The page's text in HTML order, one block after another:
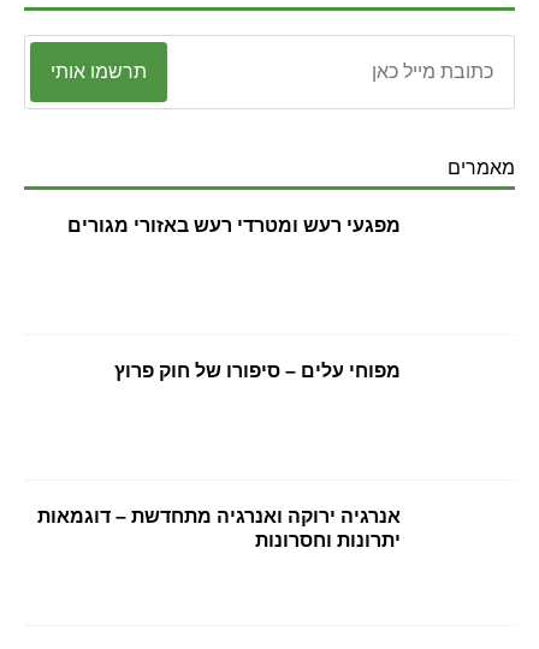
תרשמו אותי
מאמרים
מפגעי רעש ומטרדי רעש באזורי מגורים
מפוחי עלים – סיפורו של חוק פרוץ
אנרגיה ירוקה ואנרגיה מתחדשת – דוגמאות
יתרונות וחסרונות